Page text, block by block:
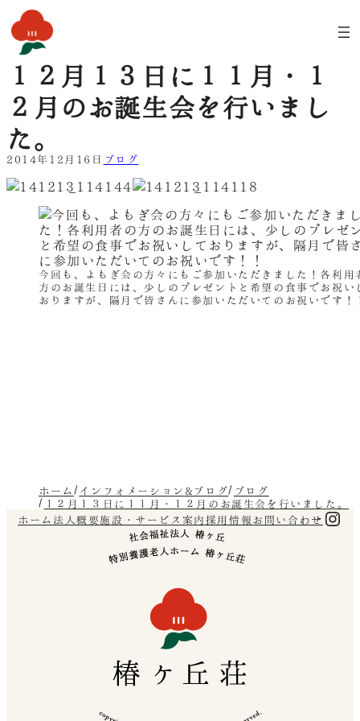
容
を
ス
ッ
プ
１２月１３日に１１月・１
２月のお誕生会を行いまし
た。
2014年12月16日 ブログ
今回も、よもぎ会の方々にもご参加いただきました！各利用
方のお誕生日には、少しのプレゼントと希望の食事でお祝い
おりますが、隔月で皆さんに参加いただいてのお祝いです！
ホーム インフォメーション&ブログ
ブログ
１２月１３日に１１月・１２月のお誕生会を行いました。
ホーム 法人概要施設・サービス案内採用情報 お問い合わせ